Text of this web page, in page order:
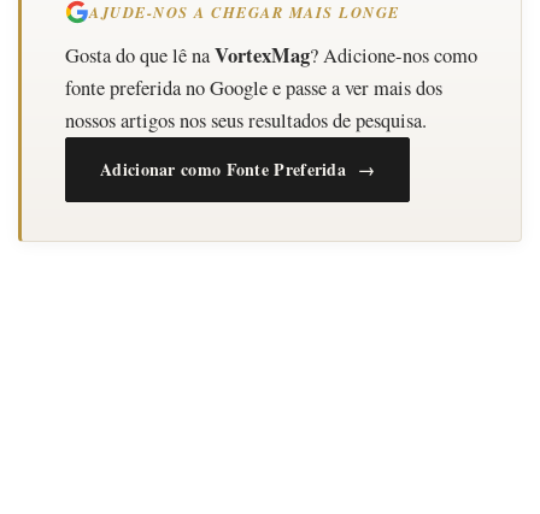
AJUDE-NOS A CHEGAR MAIS LONGE
Gosta do que lê naVortexMag? Adicione-nos como
fonte preferida no Google e passe a ver mais dos
nossos artigos nos seus resultados de pesquisa.
Adicionar como Fonte Preferida →